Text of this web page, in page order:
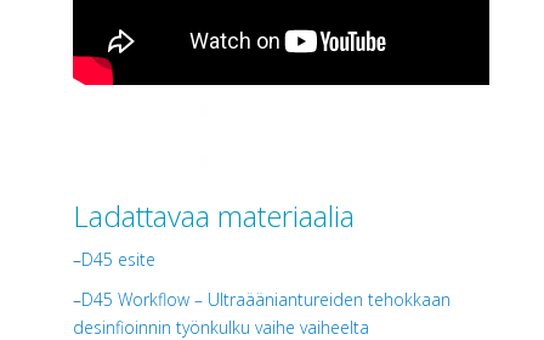
Ladattavaa materiaalia
–D45 esite
–D45 Workflow – Ultraääniantureiden tehokkaan
desinfioinnin työnkulku vaihe vaiheelta